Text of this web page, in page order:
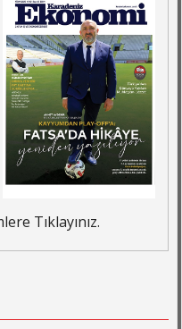
Tıklayınız.